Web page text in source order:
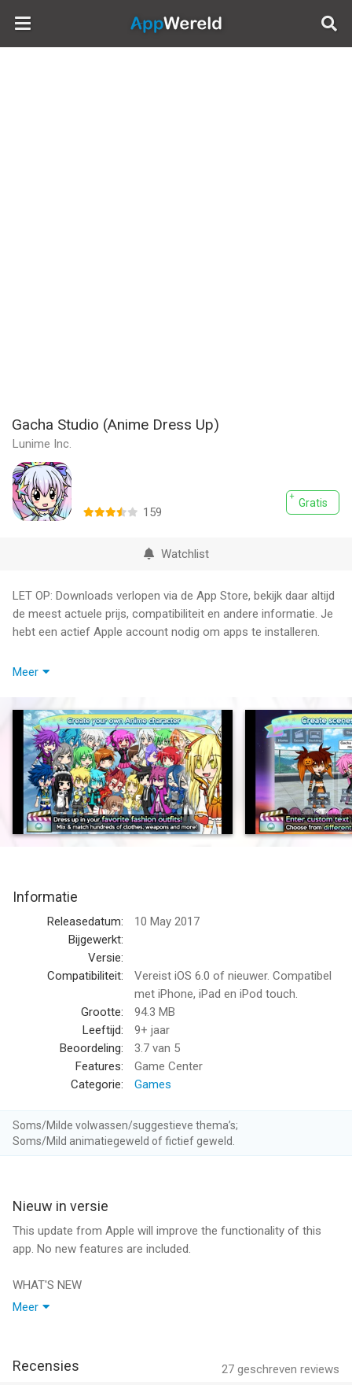
AppWereld
Gacha Studio (Anime Dress Up)
Lunime Inc.
Gratis
159
Watchlist
LET OP: Downloads verlopen via de App Store, bekijk daar altijd
de meest actuele prijs, compatibiliteit en andere informatie. Je
hebt een actief Apple account nodig om apps te installeren.
« Welcome to Gacha Studio »
styled characters and dress them up in your favorite fashion
outfits! Boys and girls can choose from hundreds of dresses,
shirts, hairstyles, hats, and much more! After designing your
characters, enter the Studio and create any scene you can
imagine! Strike up your favorite pose and add text bubbles with
your own messages! Choose from over a hundred
backgrounds to create the perfect scene! For even more fun,
«Game Features»
- Dress up your characters with the latest anime fashion! Mix
and match hundreds of clothes, weapons, hats, and more!
- Customize your personal look! Change your hairstyle, eyes,
- Create your own scenes in Studio Mode! Enter custom text
for your characters and choose from many different poses!
- Collect and Gacha over 100 Pets to train in the Arena!
- Three different Arena modes: Auto, Element, and Skill!
- Cosplay as your favorite units from Gacha World and Anime
- Free 2 Play, you can farm for Gems easily!
- GameCenter Leaderboards & Achievements!
- Play offline! No Wi-Fi is needed to play!
- The game has been optimized for newer Apple devices and
may lag/crash on older devices.
- Please restart the game if you experience lag over time.
Thank you for playing Gacha Studio!!!!! ガチャスタジオ
voor iPhone, iPad en iPod touch met iOS versie 6.0 of hoger,
Meer
Informatie
Releasedatum:
10 May 2017
Bijgewerkt:
Versie:
Compatibiliteit:
Vereist iOS 6.0 of nieuwer. Compatibel
met iPhone, iPad en iPod touch.
Grootte:
94.3 MB
Leeftijd:
9+ jaar
Beoordeling:
3.7 van 5
Features:
Game Center
Categorie:
Games
Soms/Milde volwassen/suggestieve thema’s;
Soms/Mild animatiegeweld of fictief geweld.
Nieuw in versie
This update from Apple will improve the functionality of this
app. No new features are included.
WHAT'S NEW
- New clothing, hairstyles, weapons, capes, mouths, and hats
- Chat Feature has been added.
- 28 Chat Channels with Language-specified.
Meer
27 geschreven reviews
Recensies